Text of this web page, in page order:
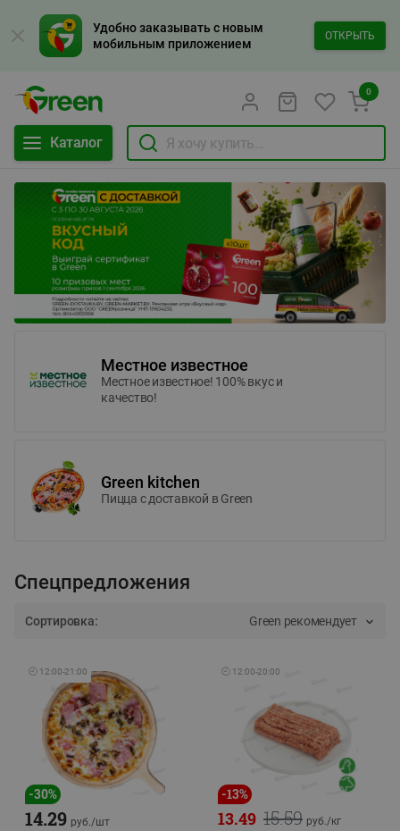
Удобно заказывать с новым
мобильным приложением
ОТКРЫТЬ
Каталог
0
Местное известное
Местное известное! 100% вкус и
качество!
Green kitchen
Пицца c доставкой в Green
Спецпредложения
Сортировка: Green рекомендует
🕘 12:00-21:00
-30%
14.29 руб./шт
🕘 12:00-20:00
-13%
15.59
13.49 руб./кг